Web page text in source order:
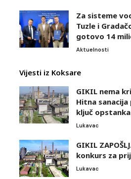
Za sisteme
Tuzle i
gotovo 14
Aktuelnosti
Vijesti iz Koksare
GIKIL nema
Hitna
ključ
Lukavac
GIKIL
konkurs za
Lukavac